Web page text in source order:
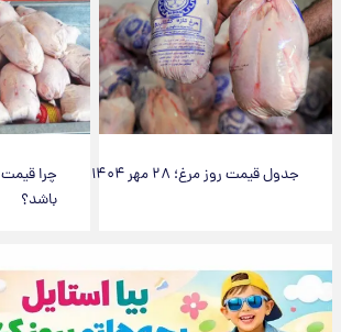
جدول قیمت روز مرغ؛ ۲۸ مهر ۱۴۰۴
باشد؟